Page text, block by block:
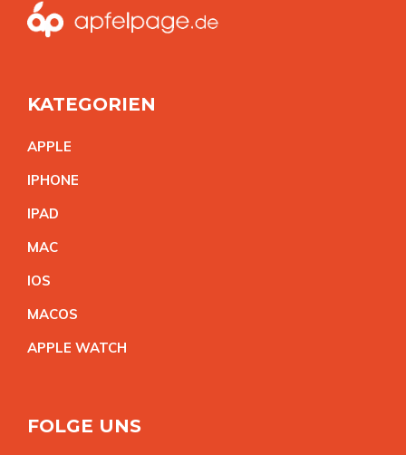
KATEGORIEN
APPLE
IPHONE
IPAD
MAC
IOS
MACOS
APPLE WATCH
FOLGE UNS